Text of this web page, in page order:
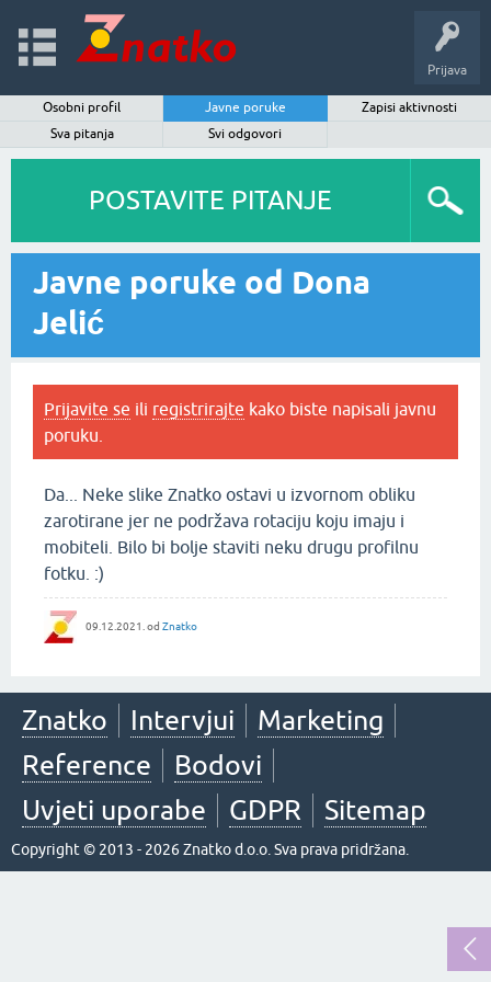
Prijava
Osobni profil Javne poruke
Zapisi aktivnosti
Sva pitanja
Svi odgovori
POSTAVITE PITANJE
Javne poruke od Dona
Jelić
Prijavite se ili registrirajte kako biste napisali javnu
poruku.
Da... Neke slike Znatko ostavi u izvornom obliku
zarotirane jer ne podržava rotaciju koju imaju i
mobiteli. Bilo bi bolje staviti neku drugu profilnu
fotku. :)
09.12.2021.od Znatko
Znatko Intervjui
Marketing
Reference
Bodovi
Uvjeti uporabe
GDPR Sitemap
Copyright © 2013 - 2026 Znatko d.o.o. Sva prava pridržana.